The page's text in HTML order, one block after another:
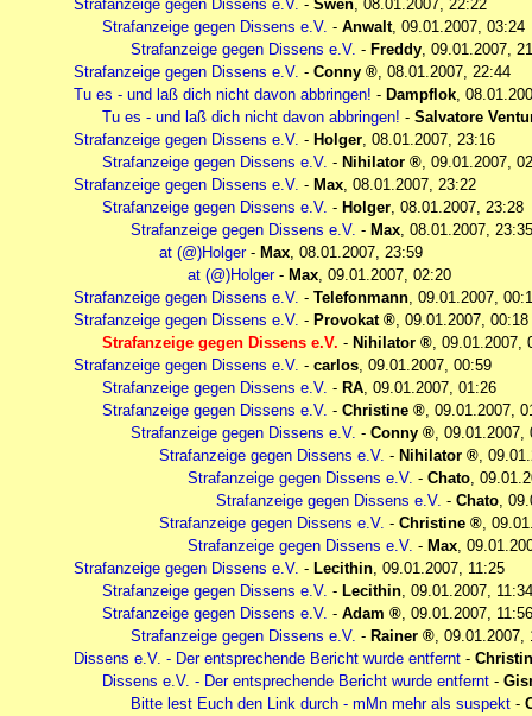
Strafanzeige gegen Dissens e.V. - Swen, 08.01.2007, 22:22
Strafanzeige gegen Dissens e.V. - Anwalt, 09.01.2007, 03:24
Strafanzeige gegen Dissens e.V. - Freddy, 09.01.2007,
Strafanzeige gegen Dissens e.V. - Conny , 08.01.2007, 22:44
Tu es - und laß dich nicht davon abbringen! - Dampflok,
Tu es - und laß dich nicht davon abbringen! - Salvatore
Strafanzeige gegen Dissens e.V. - Holger, 08.01.2007, 23:16
Strafanzeige gegen Dissens e.V. - Nihilator , 09.01.2007,
Strafanzeige gegen Dissens e.V. - Max, 08.01.2007, 23:22
Strafanzeige gegen Dissens e.V. - Holger, 08.01.2007, 23:28
Strafanzeige gegen Dissens e.V. - Max, 08.01.2007, 23:35
at (@)Holger- Max, 08.01.2007, 23:59
at (@)Holger- Max, 09.01.2007, 02:20
Strafanzeige gegen Dissens e.V. - Telefonmann, 09.01.2007,
Strafanzeige gegen Dissens e.V. - Provokat , 09.01.2007, 00:18
Strafanzeige gegen Dissens e.V. - Nihilator , 09.01.2007,
Strafanzeige gegen Dissens e.V. - carlos, 09.01.2007, 00:59
Strafanzeige gegen Dissens e.V. - RA, 09.01.2007, 01:26
Strafanzeige gegen Dissens e.V. - Christine , 09.01.2007,
Strafanzeige gegen Dissens e.V. - Conny , 09.01.2007,
Strafanzeige gegen Dissens e.V. - Nihilator ,
Strafanzeige gegen Dissens e.V. - Chato,
Strafanzeige gegen Dissens e.V. - Chato,
Strafanzeige gegen Dissens e.V. - Christine ,
Strafanzeige gegen Dissens e.V. - Max,
Strafanzeige gegen Dissens e.V. - Lecithin, 09.01.2007, 11:25
Strafanzeige gegen Dissens e.V. - Lecithin, 09.01.2007, 11:34
Strafanzeige gegen Dissens e.V. - Adam , 09.01.2007, 11:56
Strafanzeige gegen Dissens e.V. - Rainer , 09.01.2007,
Dissens e.V. - Der entsprechende Bericht wurde entfernt -
Dissens e.V. - Der entsprechende Bericht wurde entfernt -
Bitte lest Euch den Link durch - mMn mehr als suspekt -